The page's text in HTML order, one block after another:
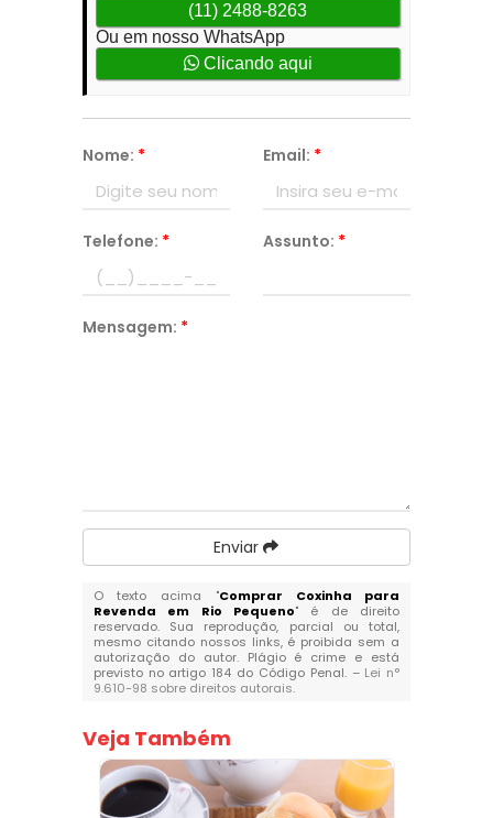
(11) 2488-8263
Ou em nosso WhatsApp
Clicando aqui
Nome: * Email: *
Telefone: * Assunto: *
Mensagem: *
Enviar
O texto acima "Comprar Coxinha para
Revenda em Rio Pequeno" é de direito
reservado. Sua reprodução, parcial ou total,
mesmo citando nossos links, é proibida sem a
autorização do autor. Plágio é crime e está
previsto no artigo 184 do Código Penal. – Lei n°
9.610-98 sobre direitos autorais.
Veja Também